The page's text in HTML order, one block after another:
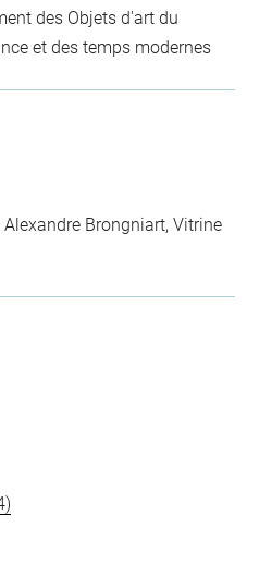
des Objets d'art du
et des temps modernes
Brongniart, Vitrine